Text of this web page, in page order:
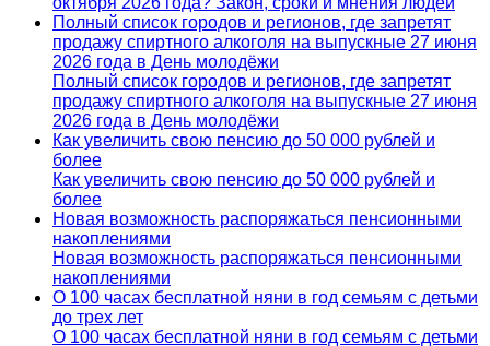
Полный список городов и регионов, где запретят
продажу спиртного алкоголя на выпускные 27 июня
2026 года в День молодёжи
Полный список городов и регионов, где запретят
продажу спиртного алкоголя на выпускные 27 июня
2026 года в День молодёжи
Как увеличить свою пенсию до 50 000 рублей и
более
Как увеличить свою пенсию до 50 000 рублей и
более
Новая возможность распоряжаться пенсионными
накоплениями
Новая возможность распоряжаться пенсионными
накоплениями
О 100 часах бесплатной няни в год семьям с детьми
до трех лет
О 100 часах бесплатной няни в год семьям с детьми